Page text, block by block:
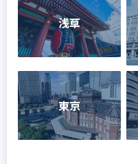
浅草
東京